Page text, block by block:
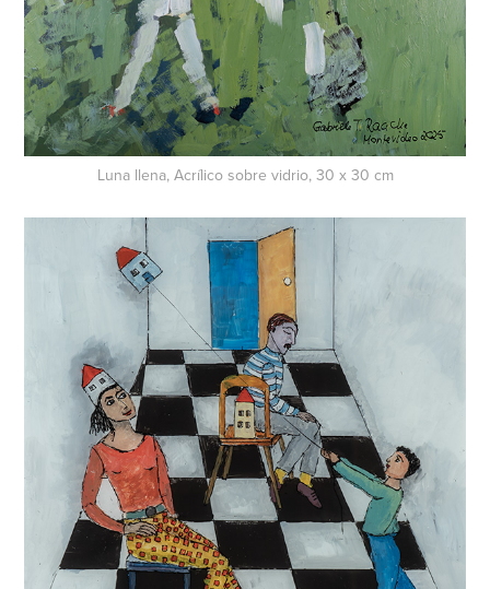
Luna llena, Acrílico sobre vidrio, 30 x 30 cm